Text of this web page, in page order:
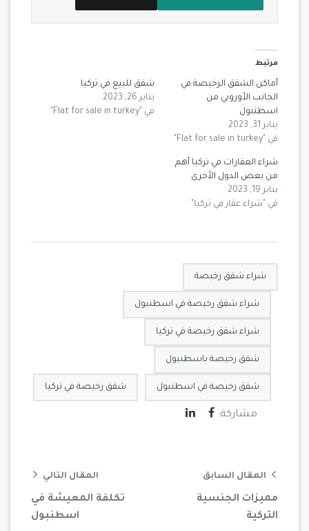
مرتبط
أماكن الشقق الرخيصة في
الجانب الأوروبي من
اسطنبول
يناير 31, 2023
في "Flat for sale in turkey"
شقق للبيع في تركيا
يناير 26, 2023
في "Flat for sale in turkey"
شراء العقارات في تركيا أهم
من بعض الدول الأخرى
يناير 19, 2023
في "شراء عقار في تركيا"
شراء شقق رخيصة
شراء شقق رخيصة في اسطنبول
شراء شقق رخيصة في تركيا
شقق رخيصة باسطنبول
شقق رخيصة في اسطنبول شقق رخيصة في تركيا
مشاركة:
المقال السابق
مميزات الجنسية
التركية
المقال التالي
تكلفة المعيشة في
اسطنبول